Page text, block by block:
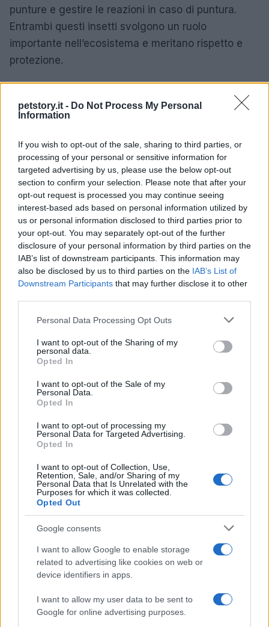
petstory.it - Do Not Process My Personal
Information
If you wish to opt-out of the sale, sharing to third parties, or
processing of your personal or sensitive information for
targeted advertising by us, please use the below opt-out
section to confirm your selection. Please note that after your
opt-out request is processed you may continue seeing
interest-based ads based on personal information utilized by
us or personal information disclosed to third parties prior to
your opt-out. You may separately opt-out of the further
disclosure of your personal information by third parties on the
IAB’s list of downstream participants. This information may
also be disclosed by us to third parties on the IAB’s List of
Downstream Participants that may further disclose it to other
Please note that this website/app uses one or more Google
not limited to your visit or usage behaviour. You may click to
grant or deny consent to Google and its third-party tags to
use your data for below specified purposes in below Google
consent section.
Personal Data Processing Opt Outs
I want to opt-out of the Sharing of my
personal data.
Opted In
I want to opt-out of the Sale of my
Personal Data.
Opted In
I want to opt-out of processing my
Personal Data for Targeted Advertising.
Opted In
I want to opt-out of Collection, Use,
Retention, Sale, and/or Sharing of my
Personal Data that Is Unrelated with the
Purposes for which it was collected.
Opted Out
Google consents
I want to allow Google to enable storage
related to advertising like cookies on web or
device identifiers in apps.
I want to allow my user data to be sent to
Google for online advertising purposes.
punture e gestire le reazioni in caso di puntura.
Entrambi questi insetti svolgono un ruolo
importante nell’ecosistema e meritano rispetto e
protezione.
AUTORE
Redazione Petstory.it
Continua a leggere
INVERTEBRATI